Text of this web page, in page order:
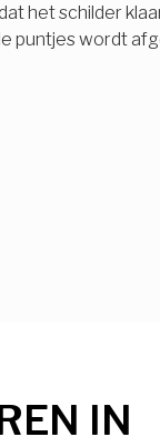
het schilder
puntjes wordt
IN